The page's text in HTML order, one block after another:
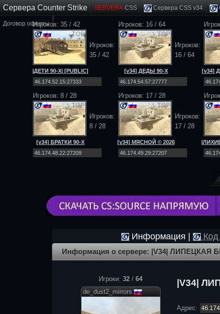
Сервера Counter Strike SERVERA-CSS Сервера CSS v34
Договор офертыИгроков: 35 / 42
TOP
Игроков:
35 / 42
|ДЕТИ 90-Х| [PUBLIC]
[NO-STEAM|v34]
Игроков: 16 / 64
TOP
Игроков:
16 / 64
[v34] ДЕДЫ 90-Х
[Public] 18+
[v34]
Игроков: 8 / 28
TOP
Игроков:
8 / 28
[v34] БРАТКИ 90-Х
[Public] 18+
Игроков: 17 / 28
TOP
Игроков:
17 / 28
[v34] МЯСНОЙ © 2026
[Public] 18+
Информация |
Информация о сервере: |V34| ЛИПЕЦКАЯ
Игроки:32 /64
de_dust2_mirrors
|V34|
Адрес: